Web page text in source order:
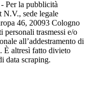
Per la pubblicità
sede legale
46, 20093 Cologno
personali trasmessi e/o
all’addestramento di
È altresì fatto divieto
data scraping.